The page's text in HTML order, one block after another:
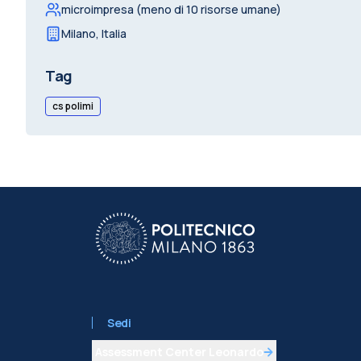
microimpresa (meno di 10 risorse umane)
Milano, Italia
Tag
cs polimi
Sedi